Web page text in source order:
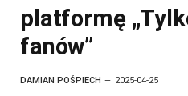
platformę
fanów”
DAMIAN POŚPIECH 2025-04-25